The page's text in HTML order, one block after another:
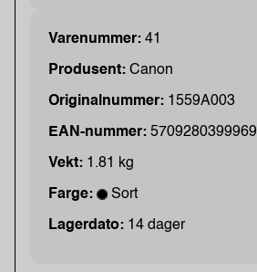
Varenummer: 41
Produsent: Canon
Originalnummer: 1559A003
EAN-nummer: 5709280399969
Vekt: 1.81 kg
Farge: Sort
Lagerdato: 14 dager